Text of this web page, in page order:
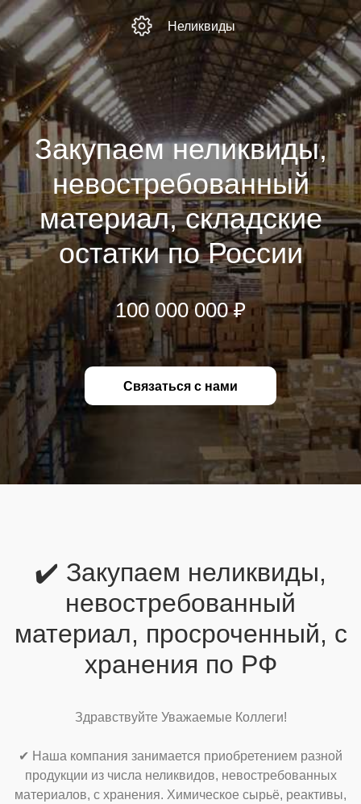
Неликвиды
Закупаем неликвиды,
невостребованный
материал, складские
остатки по России
100 000 000 ₽
Связаться с нами
✔️ Закупаем неликвиды,
невостребованный
материал, просроченный, с
хранения по РФ
Здравствуйте Уважаемые Коллеги!
✔ Наша компания занимается приобретением разной
продукции из числа неликвидов, невостребованных
материалов, с хранения. Химическое сырьё, реактивы,